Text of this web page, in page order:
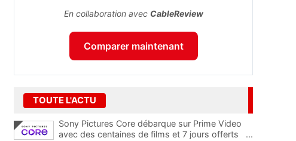
En collaboration avec CableReview
Comparer maintenant
TOUTE L'ACTU
Sony Pictures Core débarque sur Prime Video
avec des centaines de films et 7 jours offerts
...